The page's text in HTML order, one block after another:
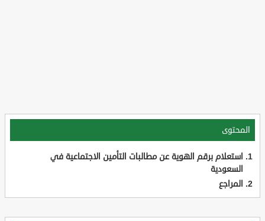
المحتوى
استعلام برقم الهوية عن مطالبات التأمين الاجتماعية في
السعودية
المراجع